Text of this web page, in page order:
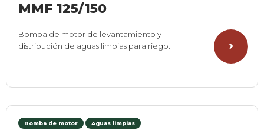
MMF 125/150
Bomba de motor de levantamiento y
distribución de aguas limpias para riego.
Bomba de motor Aguas limpias